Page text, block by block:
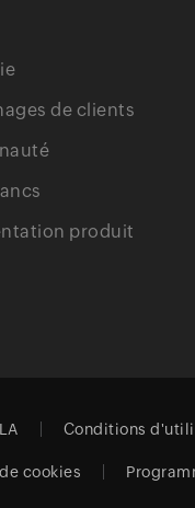
de clients
produit
Conditions
cookies